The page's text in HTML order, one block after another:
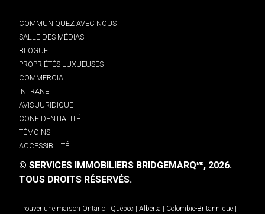
COMMUNIQUEZ AVEC NOUS
SALLE DES MÉDIAS
BLOGUE
PROPRIÉTÉS LUXUEUSES
COMMERCIAL
INTRANET
AVIS JURIDIQUE
CONFIDENTIALITÉ
TÉMOINS
ACCESSIBILITÉ
© SERVICES IMMOBILIERS BRIDGEMARQMD, 2026.
TOUS DROITS RÉSERVÉS.
Trouver une maison Ontario Québec Alberta Colombie-Britannique